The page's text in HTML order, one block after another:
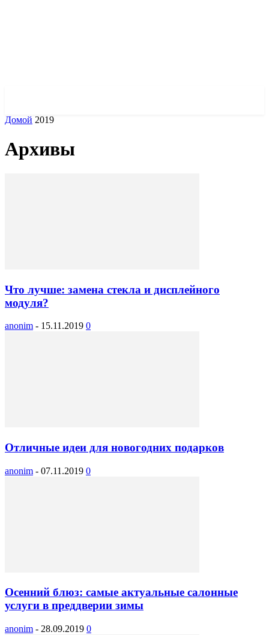
Домой 2019
Архивы
Что лучше: замена стекла и дисплейного
модуля?
anonim - 15.11.2019 0
Отличные идеи для новогодних подарков
anonim - 07.11.2019 0
Осенний блюз: самые актуальные салонные
услуги в преддверии зимы
anonim - 28.09.2019 0